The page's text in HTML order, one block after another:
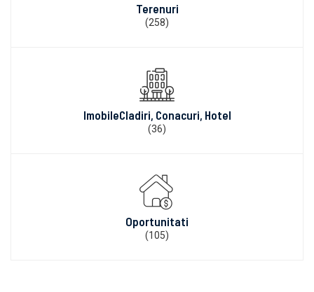
Terenuri
(258)
ImobileCladiri, Conacuri, Hotel
(36)
Oportunitati
(105)